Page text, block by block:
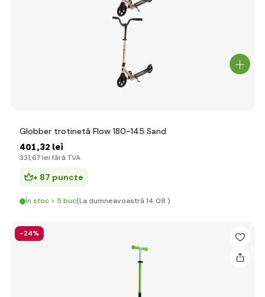
Globber trotinetă Flow 180-145 Sand
401,32 lei
331,67 lei fără TVA
+ 87 puncte
În stoc > 5 buc(La dumneavoastră 14.08.)
-24%